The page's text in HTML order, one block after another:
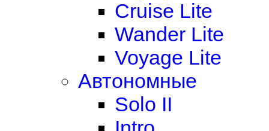
Cruise Lite
Wander Lite
Voyage Lite
Автономные
Solo II